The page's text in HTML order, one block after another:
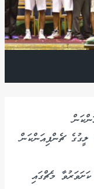
ޗެންޕިއަންކަން
މެޗްގައި